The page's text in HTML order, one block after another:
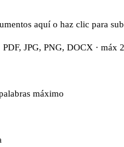
aquí o haz clic para
JPG, PNG, DOCX · máx
máximo